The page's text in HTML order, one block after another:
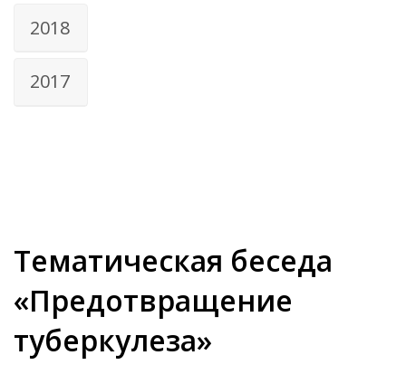
2018
2017
Тематическая беседа
«Предотвращение
туберкулеза»